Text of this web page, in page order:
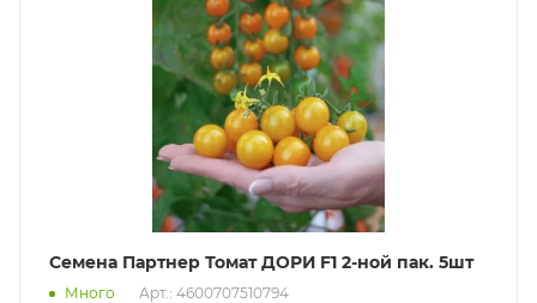
Семена Партнер Томат ДОРИ F1 2-ной пак. 5шт
Много Арт.: 4600707510794